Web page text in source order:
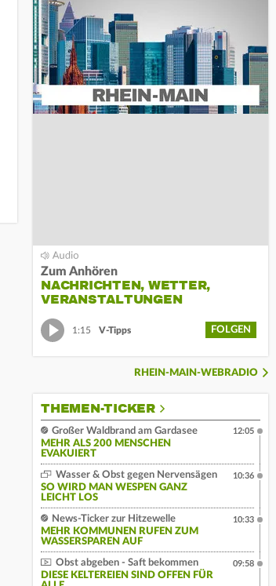
Zum Anhören
NACHRICHTEN, WETTER,
VERANSTALTUNGEN
1:15 V-Tipps FOLGEN
RHEIN-MAIN-WEBRADIO
THEMEN-TICKER
Großer Waldbrand am Gardasee
MEHR ALS 200 MENSCHEN
EVAKUIERT
12:05
Wasser & Obst gegen Nervensägen
SO WIRD MAN WESPEN GANZ
LEICHT LOS
10:36
News-Ticker zur Hitzewelle
MEHR KOMMUNEN RUFEN ZUM
WASSERSPAREN AUF
10:33
Obst abgeben - Saft bekommen
DIESE KELTEREIEN SIND OFFEN FÜR
09:58